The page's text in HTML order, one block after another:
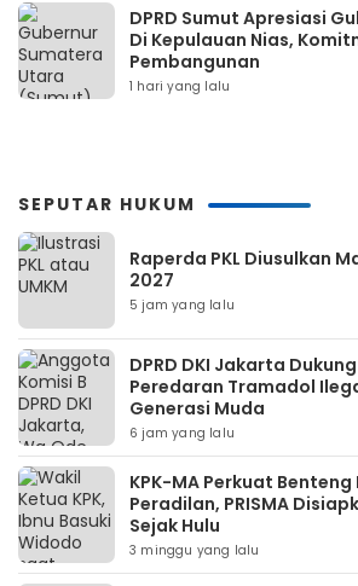
DPRD Sumut Apresiasi
Di Kepulauan Nias,
Pembangunan
1 hari yang lalu
SEPUTAR HUKUM
Raperda PKL Diusulkan
2027
5 jam yang lalu
DPRD DKI Jakarta
Peredaran Tramadol
Generasi Muda
6 jam yang lalu
KPK-MA Perkuat
Peradilan, PRISMA
Sejak Hulu
3 minggu yang lalu